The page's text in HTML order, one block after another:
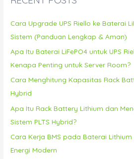
h
:
Cara Upgrade UPS Riello ke Baterai
Sistem (Panduan Lengkap & Aman)
Apa Itu Baterai LiFePO4 untuk UPS
Kenapa Penting untuk Server Room?
Cara Menghitung Kapasitas Rack
Hybrid
Apa Itu Rack Battery Lithium dan
Sistem PLTS Hybrid?
Cara Kerja BMS pada Baterai Lithium
Energi Modern